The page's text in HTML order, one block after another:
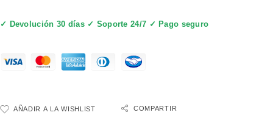
✓ Devolución 30 días ✓ Soporte 24/7 ✓ Pago seguro
AÑADIR A LA WISHLIST COMPARTIR